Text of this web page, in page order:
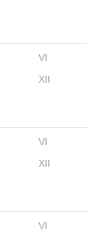
VI
XII
VI
XII
VI